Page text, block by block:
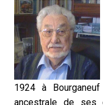
1924 à
ancestrale de ses